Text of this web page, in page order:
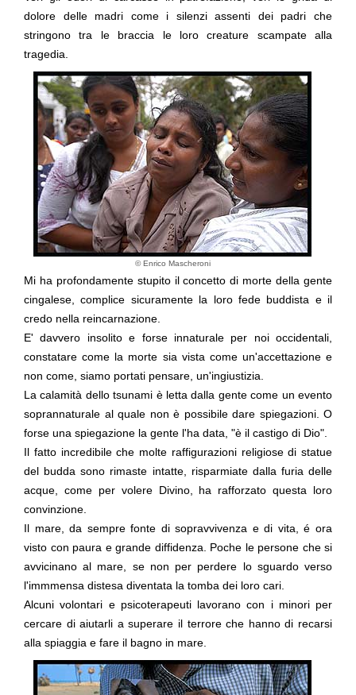
dolore delle madri come i silenziassenti dei padri che
stringono tra le braccia le loro creature scampate alla
tragedia.
© Enrico Mascheroni
Mi ha profondamente stupito il concetto di morte della gente
cingalese, complice sicuramente la loro fede buddista e il
credo nella reincarnazione.
E' davvero insolito e forse innaturale per noi occidentali,
constatare come la morte sia vista come un'accettazionee
non come, siamo portati pensare, un'ingiustizia
La calamità dello tsunami è letta dalla gente come un evento
soprannaturale al quale non è possibile dare spiegazioni. O
forse una spiegazione la gente l'ha data, "è il castigo di Dio".
Il fatto incredibile che molte raffigurazioni religiose di statue
del budda sono rimaste intatte, risparmiate dalla furia delle
acque, come per volere Divino, ha rafforzato questa loro
convinzione.
Il mare, da sempre fonte di sopravvivenza e di vita, é ora
visto con paura e grande diffidenza . Poche le persone che si
avvicinano al mare, se non per perdere lo sguardo verso
l'immmensa distesa diventata la tomba dei loro cari.
Alcuni volontari e psicoterapeuti lavorano con i minori per
cercare di aiutarli a superare il terrore che hanno di recarsi
alla spiaggia e fare il bagno in mare.